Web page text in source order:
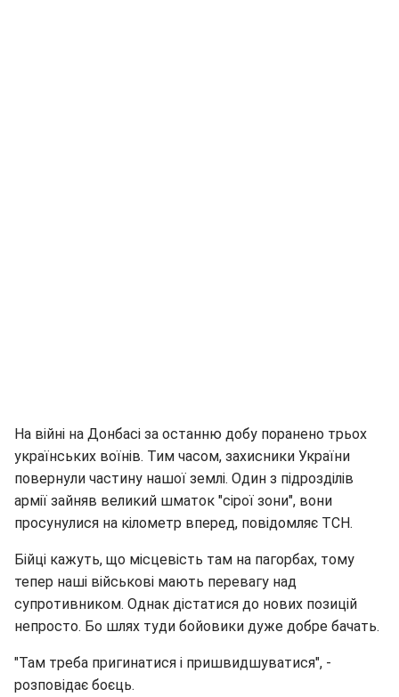
На війні на Донбасі за останню добу поранено трьох
українських воїнів. Тим часом, захисники України
повернули частину нашої землі. Один з підрозділів
армії зайняв великий шматок "сірої зони", вони
просунулися на кілометр вперед, повідомляє ТСН.
Бійці кажуть, що місцевість там на пагорбах, тому
тепер наші військові мають перевагу над
супротивником. Однак дістатися до нових позицій
непросто. Бо шлях туди бойовики дуже добре бачать.
"Там треба пригинатися і пришвидшуватися", -
розповідає боєць.